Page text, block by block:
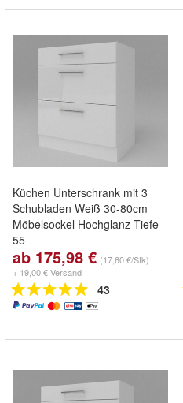
Küchen Unterschrank mit 3
Schubladen Weiß 30-80cm
Möbelsockel Hochglanz Tiefe
55
ab 175,98 € (17,60 €/Stk)
+ 19,00 € Versand
43